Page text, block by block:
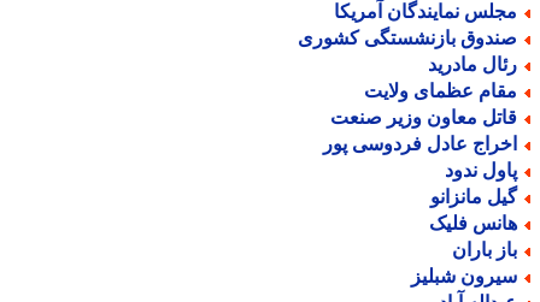
نمایندگان آمریکا
بازنشستگی کشوری
مادرید
عظمای ولایت
معاون وزیر صنعت
عادل فردوسی پور
ندود
مانزانو
فلیک
باران
شبلیز